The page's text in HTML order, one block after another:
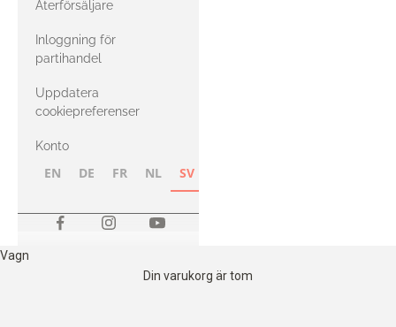
med Heavy
Merino
Återförsäljare
Inloggning för
partihandel
Uppdatera
cookiepreferenser
Konto
EN DE FR NL SV
Vagn
Din varukorg är tom